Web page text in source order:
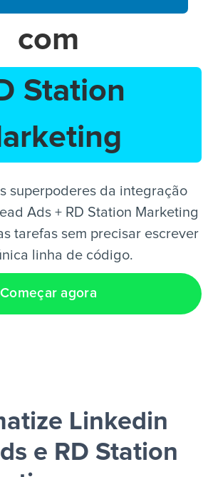
PT
com
Station
superpoderes da integração
Ads + RD Station Marketing
tarefas sem precisar escrever
linha de código.
Começar agora
Linkedin
e RD Station